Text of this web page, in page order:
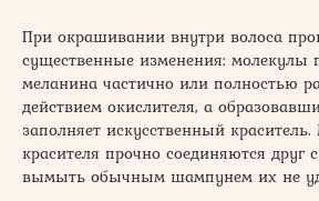
При окрашивании внутри волоса
существенные изменения: молекулы
меланина частично или полностью
действием окислителя, а
заполняет искусственный
красителя прочно соединяются друг
вымыть обычным шампунем их не